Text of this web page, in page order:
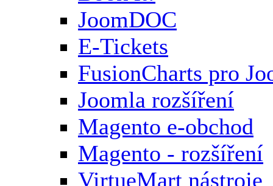
JoomDOC
E-Tickets
FusionCharts pro
Joomla rozšíření
Magento e-obchod
Magento - rozšíření
VirtueMart nástroje